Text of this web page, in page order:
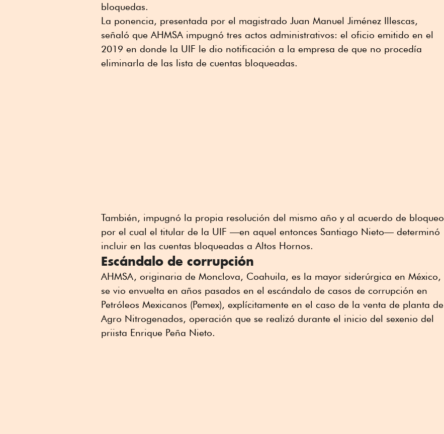
bloquedas.
La ponencia, presentada por el magistrado Juan Manuel Jiménez Illescas,
señaló que AHMSA impugnó tres actos administrativos: el oficio emitido en el
2019 en donde la UIF le dio notificación a la empresa de que no procedía
eliminarla de las lista de cuentas bloqueadas.
También, impugnó la propia resolución del mismo año y al acuerdo de bloqueo
por el cual el titular de la UIF —en aquel entonces Santiago Nieto— determinó
incluir en las cuentas bloqueadas a Altos Hornos.
Escándalo de corrupción
AHMSA, originaria de Monclova, Coahuila, es la mayor siderúrgica en México,
se vio envuelta en años pasados en el escándalo de casos de corrupción en
Petróleos Mexicanos (Pemex), explícitamente en el caso de la venta de planta de
Agro Nitrogenados, operación que se realizó durante el inicio del sexenio del
priista Enrique Peña Nieto.